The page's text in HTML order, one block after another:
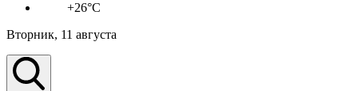
+26°C
Вторник, 11 августа